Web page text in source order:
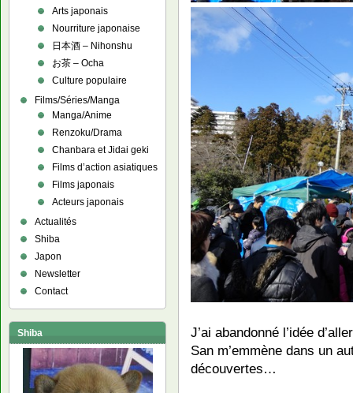
J’ai abandonné l’idée
San m’emmène dans un
découvertes…
Arts japonais
Nourriture japonaise
日本酒 – Nihonshu
お茶 – Ocha
Culture populaire
Films/Séries/Manga
Manga/Anime
Renzoku/Drama
Chanbara et Jidai geki
Films d’action asiatiques
Films japonais
Acteurs japonais
Actualités
Shiba
Japon
Newsletter
Contact
Shiba